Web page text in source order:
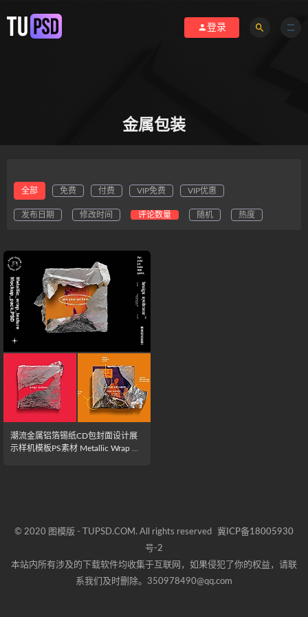
登录
金属包装
全部 免费 付费 VIP免费 VIP优惠
发布日期 修改时间 评论数量 随机 热度
潮流金属铝箔锡纸CD包封面设计展
示样机模板PS素材 Metallic Wrap M
© 2020 图模版 - TUPSD.COM. All rights reserved
冀ICP备18005930
号-2
本站内所有涉及的下载软件均收集于互联网，如果侵犯了你的权益，请联
系我们及时删除。350978490@qq.com